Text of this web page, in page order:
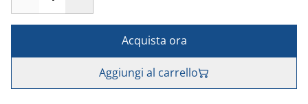
Acquista ora
Aggiungi al carrello